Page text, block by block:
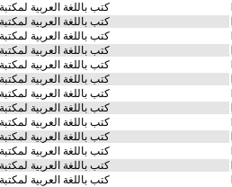
كتب باللغة العربية
كتب باللغة العربية
كتب باللغة العربية
كتب باللغة العربية
كتب باللغة العربية
كتب باللغة العربية
كتب باللغة العربية
كتب باللغة العربية
كتب باللغة العربية
كتب باللغة العربية
كتب باللغة العربية
كتب باللغة العربية
كتب باللغة العربية